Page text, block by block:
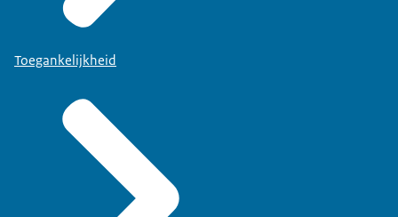
Toegankelijkheid